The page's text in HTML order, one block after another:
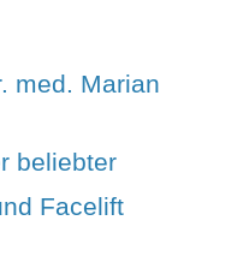
med. Marian
beliebter
Facelift